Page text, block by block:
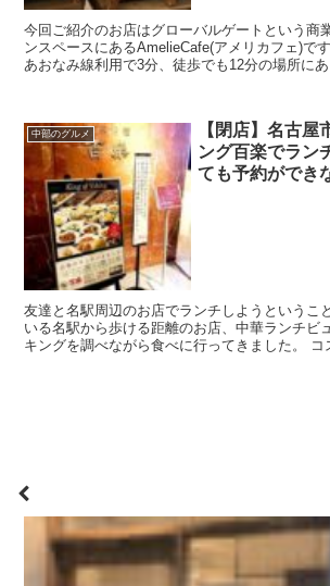
今回ご紹介のお店はグローバルゲートという商
ンスペースにあるAmelieCafe(アメリカフェ)で
あおなみ線利用で3分、徒歩でも12分の場所にあ
中部のグルメ
【閉店】名古屋
ング百楽でラン
ても予約ができ
友達と名駅周辺のお店でランチしようというこ
いる名駅から歩ける距離のお店、中華ランチビ
キングを調べながら食べに行ってきました。 コ